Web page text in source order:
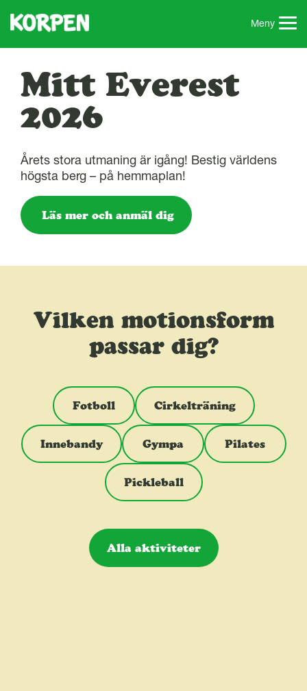
Meny
Mitt Everest
2026
Årets stora utmaning är igång! Bestig världens
högsta berg – på hemmaplan!
Läs mer och anmäl dig
Vilken motionsform
passar dig?
Fotboll Cirkelträning
Innebandy Gympa Pilates
Pickleball
Alla aktiviteter